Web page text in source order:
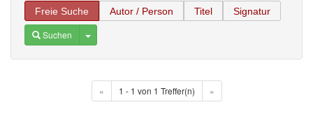
Freie Suche Autor / Person Titel Signatur
Suchen Toggle Dropdown
« 1 - 1 von 1 Treffer(n) »